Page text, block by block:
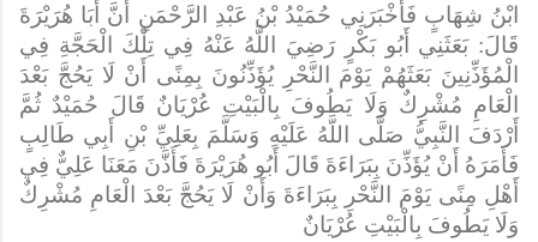
ابْنُ شِهَابٍ فَأَخْبَرَنِي حُمَيْدُ بْنُ عَبْدِ الرَّحْمَنِ أَنَّ أَبَا هُرَيْرَةَ
قَالَ: بَعَثَنِي أَبُو بَكْرٍ رَضِيَ اللَّهُ عَنْهُ فِي تِلْكَ الْحَجَّةِ فِي
الْمُؤَذِّنِينَ بَعَثَهُمْ يَوْمَ النَّحْرِ يُؤَذِّنُونَ بِمِنًى أَنْ لَا يَحُجَّ بَعْدَ
الْعَامِ مُشْرِكٌ وَلَا يَطُوفَ بِالْبَيْتِ عُرْيَانٌ قَالَ حُمَيْدٌ ثُمَّ
أَرْدَفَ النَّبِيُّ صَلَّى اللَّهُ عَلَيْهِ وَسَلَّمَ بِعَلِيِّ بْنِ أَبِي طَالِبٍ
فَأَمَرَهُ أَنْ يُؤَذِّنَ بِبَرَاءَةَ قَالَ أَبُو هُرَيْرَةَ فَأَذَّنَ مَعَنَا عَلِيٌّ فِي
أَهْلِ مِنًى يَوْمَ النَّحْرِ بِبَرَاءَةَ وَأَنْ لَا يَحُجَّ بَعْدَ الْعَامِ مُشْرِكٌ
وَلَا يَطُوفَ بِالْبَيْتِ عُرْيَانٌ